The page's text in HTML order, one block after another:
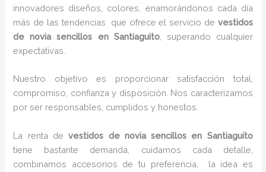
innovadores diseños, colores, enamorándonos cada día
más de las tendencias que ofrece el servicio de vestidos
de novia sencillos en Santiaguito, superando cualquier
expectativas.
Nuestro objetivo es proporcionar satisfacción total,
compromiso, confianza y disposición. Nos caracterizamos
por ser responsables, cumplidos y honestos.
La renta devestidos de novia sencillos en Santiaguito
tiene bastante demanda, cuidamos cada detalle,
combinamos accesorios de tu preferencia, la idea es